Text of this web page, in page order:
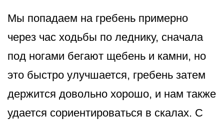
Мы попадаем на гребень примерно
через час ходьбы по леднику, сначала
под ногами бегают щебень и камни, но
это быстро улучшается, гребень затем
держится довольно хорошо, и нам также
удается сориентироваться в скалах. С